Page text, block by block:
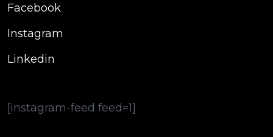
Facebook
Instagram
Linkedin
[instagram-feed feed=1]